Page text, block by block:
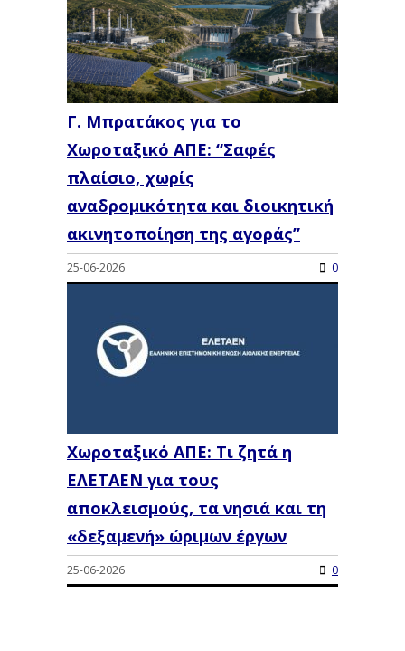
Γ. Μπρατάκος για το
Χωροταξικό ΑΠΕ: “Σαφές
πλαίσιο, χωρίς
αναδρομικότητα και διοικητική
ακινητοποίηση της αγοράς”
25-06-2026 0
Χωροταξικό ΑΠΕ: Τι ζητά η
ΕΛΕΤΑΕΝ για τους
αποκλεισμούς, τα νησιά και τη
«δεξαμενή» ώριμων έργων
25-06-2026 0